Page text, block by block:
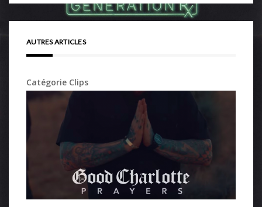
AUTRES ARTICLES
Catégorie Clips